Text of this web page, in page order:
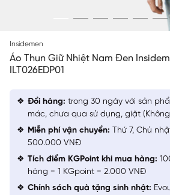
Insidemen
Áo Thun Giữ Nhiệt Nam Đen
ILT026EDP01
Đổi hàng: trong 30 ngày với sản
mác, chưa qua sử dụng, giặt
Miễn phí vận chuyển: Thứ 7, Chủ
500.000 VNĐ
Tích điểm KGPoint khi mua hàng:
hàng = 1 KGpoint = 2.000 VNĐ
Chính sách quà tặng sinh nhật: